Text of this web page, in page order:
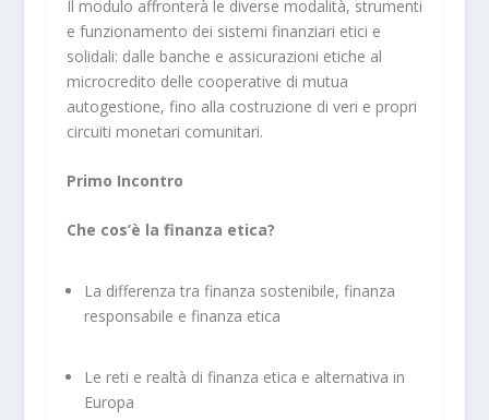
Il modulo affronterà le diverse modalità, strumenti
e funzionamento dei sistemi finanziari etici e
solidali: dalle banche e assicurazioni etiche al
microcredito delle cooperative di mutua
autogestione, fino alla costruzione di veri e propri
circuiti monetari comunitari.
Primo Incontro
Che cos’è la finanza etica?
La differenza tra finanza sostenibile, finanza
responsabile e finanza etica
Le reti e realtà di finanza etica e alternativa in
Europa